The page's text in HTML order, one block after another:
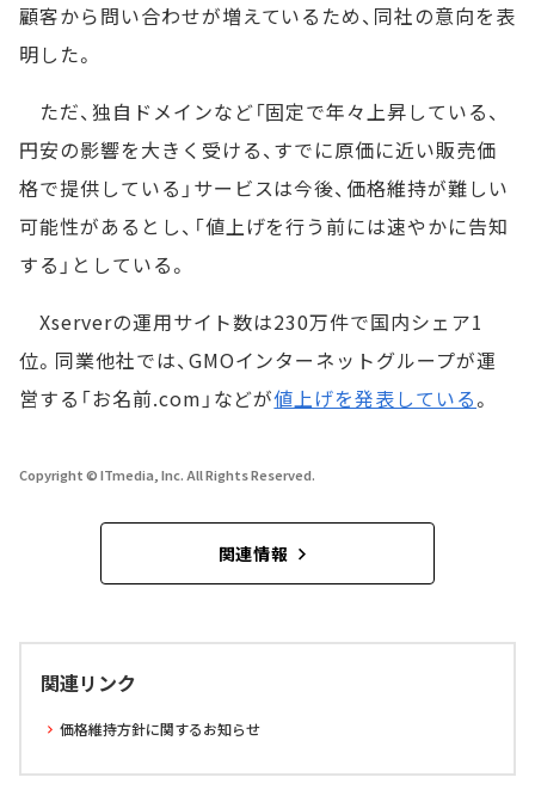
顧客から問い合わせが増えているため、同社の意向を表
明した。
ただ、独自ドメインなど「固定で年々上昇している、
円安の影響を大きく受ける、すでに原価に近い販売価
格で提供している」サービスは今後、価格維持が難しい
可能性があるとし、「値上げを行う前には速やかに告知
する」としている。
Xserverの運用サイト数は230万件で国内シェア1
位。同業他社では、GMOインターネットグループが運
営する「お名前.com」などが値上げを発表している。
Copyright © ITmedia, Inc. All Rights Reserved.
関連情報
関連リンク
価格維持方針に関するお知らせ